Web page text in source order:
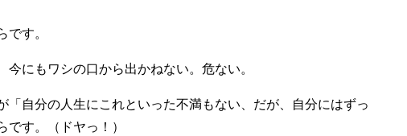
す。
にもワシの口から出かねない。危ない。
「自分の人生にこれといった不満もない、だが、自分にはずっ
す。（ドヤっ！）